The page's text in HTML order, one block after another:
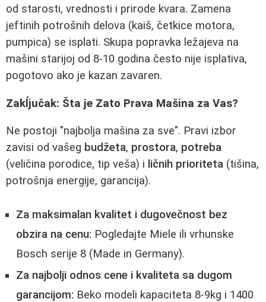
od starosti, vrednosti i prirode kvara. Zamena
jeftinih potrošnih delova (kaiš, četkice motora,
pumpica) se isplati. Skupa popravka ležajeva na
mašini starijoj od 8-10 godina često nije isplativa,
pogotovo ako je kazan zavaren.
Zakĺjučak: Šta je Zato Prava Mašina za Vas?
Ne postoji "najbolja mašina za sve". Pravi izbor
zavisi od vašeg budžeta, prostora, potreba
(veličina porodice, tip veša) i ličnih prioriteta (tišina,
potrošnja energije, garancija).
Za maksimalan kvalitet i dugovečnost bez
obzira na cenu: Pogledajte Miele ili vrhunske
Bosch serije 8 (Made in Germany).
Za najbolji odnos cene i kvaliteta sa dugom
garancijom: Beko modeli kapaciteta 8-9kg i 1400